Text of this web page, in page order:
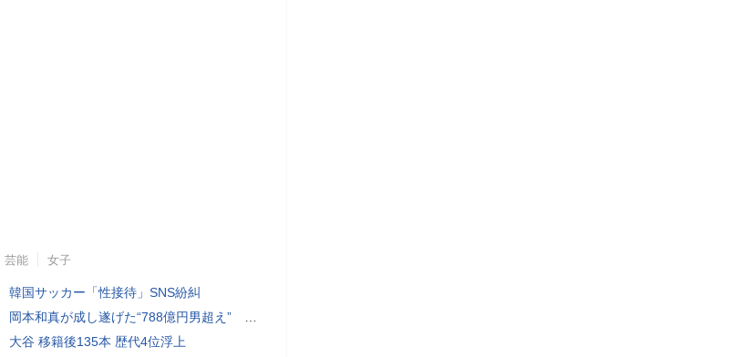
芸能 女子
韓国サッカー「性接待」SNS紛糾
岡本和真が成し遂げた“788億円男超え” いつのまにか「3位」…見据える球団記録更新
大谷 移籍後135本 歴代4位浮上